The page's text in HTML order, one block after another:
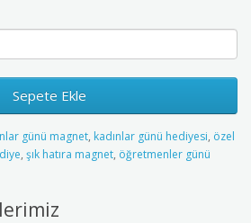
Sepete Ekle
günü magnet, kadınlar günü hediyesi, özel
, şık hatıra magnet, öğretmenler günü